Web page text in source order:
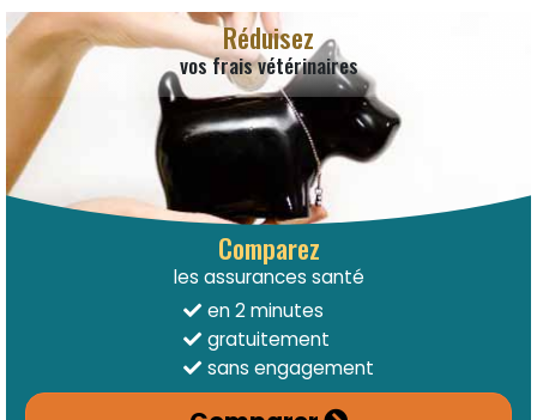
Réduisez
vos frais vétérinaires
Comparez
les assurances santé
en 2 minutes
gratuitement
sans engagement